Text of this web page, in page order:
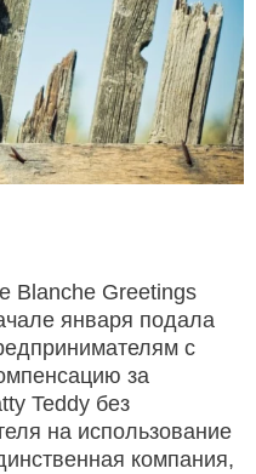
Blanche Greetings
января подала
с
за
Teddy без
на использование
компания,